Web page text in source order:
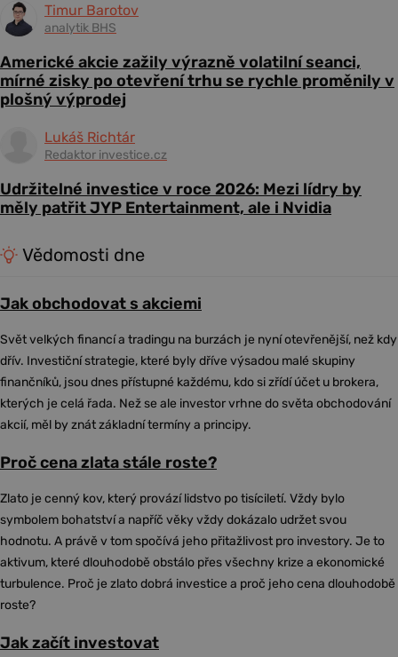
Timur Barotov
analytik BHS
Americké akcie zažily výrazně volatilní seanci,
mírné zisky po otevření trhu se rychle proměnily v
plošný výprodej
Lukáš Richtár
Redaktor investice.cz
Udržitelné investice v roce 2026: Mezi lídry by
měly patřit JYP Entertainment, ale i Nvidia
Vědomosti dne
Jak obchodovat s akciemi
Svět velkých financí a tradingu na burzách je nyní otevřenější, než kdy
dřív. Investiční strategie, které byly dříve výsadou malé skupiny
finančníků, jsou dnes přístupné každému, kdo si zřídí účet u brokera,
kterých je celá řada. Než se ale investor vrhne do světa obchodování
akcií, měl by znát základní termíny a principy.
Proč cena zlata stále roste?
Zlato je cenný kov, který provází lidstvo po tisíciletí. Vždy bylo
symbolem bohatství a napříč věky vždy dokázalo udržet svou
hodnotu. A právě v tom spočívá jeho přitažlivost pro investory. Je to
aktivum, které dlouhodobě obstálo přes všechny krize a ekonomické
turbulence. Proč je zlato dobrá investice a proč jeho cena dlouhodobě
roste?
Jak začít investovat